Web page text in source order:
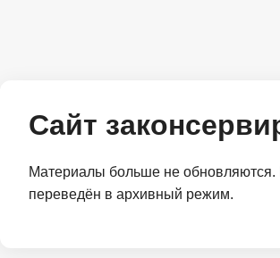
Сайт
Материалы больше не обновляются.
переведён в архивный режим.